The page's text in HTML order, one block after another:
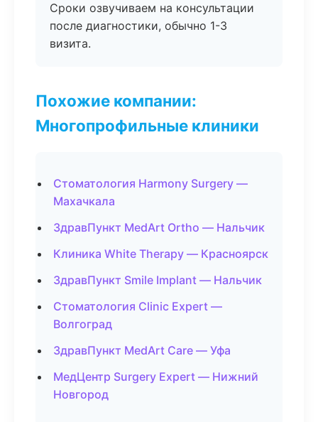
Сроки озвучиваем на консультации
после диагностики, обычно 1-3
визита.
Похожие компании:
Многопрофильные клиники
Стоматология Harmony Surgery —
Махачкала
ЗдравПункт MedArt Ortho — Нальчик
Клиника White Therapy — Красноярск
ЗдравПункт Smile Implant — Нальчик
Стоматология Clinic Expert —
Волгоград
ЗдравПункт MedArt Care — Уфа
МедЦентр Surgery Expert — Нижний
Новгород